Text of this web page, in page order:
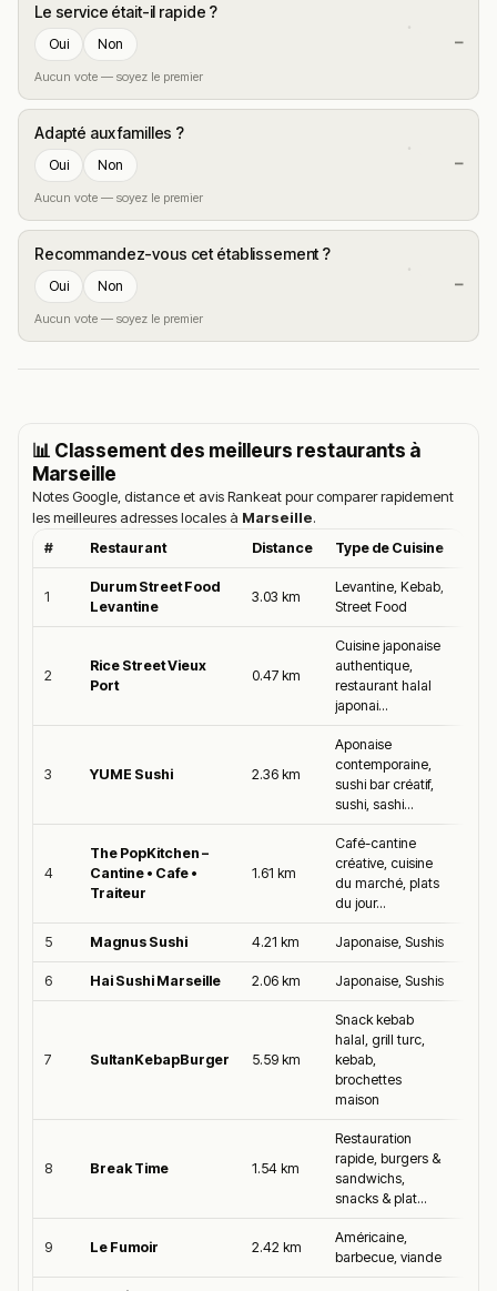
Le service était-il rapide ?
Oui Non
Aucun vote — soyez le premier
—
Adapté aux familles ?
Oui Non
Aucun vote — soyez le premier
—
Recommandez-vous cet établissement ?
Oui Non
Aucun vote — soyez le premier
—
📊 Classement des meilleurs restaurants à
Marseille
Notes Google, distance et avis Rankeat pour comparer rapidement
les meilleures adresses locales à Marseille.
# Restaurant Distance Type de Cuisine
1
Durum Street Food
Levantine
3.03 km
Levantine, Kebab,
Street Food
2
Rice Street Vieux
Port
0.47 km
Cuisine japonaise
authentique,
restaurant halal
japonai...
3 YUME Sushi 2.36 km
Aponaise
contemporaine,
sushi bar créatif,
sushi, sashi...
4
The PopKitchen –
Cantine • Cafe •
Traiteur
1.61 km
Café-cantine
créative, cuisine
du marché, plats
du jour...
5 Magnus Sushi 4.21 km Japonaise, Sushis
6 Hai Sushi Marseille 2.06 km Japonaise, Sushis
7 SultanKebapBurger 5.59 km
Snack kebab
halal, grill turc,
kebab,
brochettes
maison
8 Break Time 1.54 km
Restauration
rapide, burgers &
sandwichs,
snacks & plat...
9 Le Fumoir 2.42 km
Américaine,
barbecue, viande